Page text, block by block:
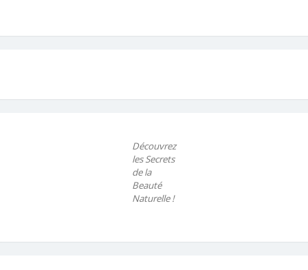
Découvrez
les Secrets
de la
Beauté
Naturelle !